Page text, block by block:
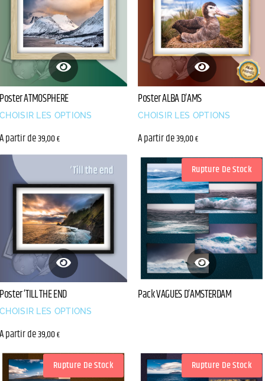
Poster ATMOSPHERE
A partir de39,00€
CHOISIR LES OPTIONS
Poster ALBA D’AMS
A partir de39,00€
CHOISIR LES OPTIONS
Poster ‘TILL THE END
A partir de39,00€
CHOISIR LES OPTIONS
Rupture De Stock
Pack VAGUES D’AMSTERDAM
Rupture De Stock Rupture De Stock